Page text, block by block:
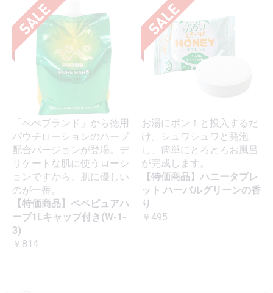
「ぺぺブランド」から徳用
パウチローションのハーブ
配合バージョンが登場。デ
リケートな肌に使うローシ
ョンですから、肌に優しい
のが一番。
【特価商品】ペペピュアハ
ーブ1Lキャップ付き(W-1-
3)
￥814
お湯にポン！と投入するだ
け。シュワシュワと発泡
し、簡単にとろとろお風呂
が完成します。
【特価商品】ハニータブレ
ット ハーバルグリーンの香
り
￥495